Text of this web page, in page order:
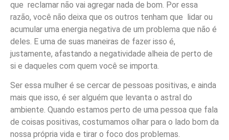
que reclamar não vai agregar nada de bom. Por essa
razão, você não deixa que os outros tenham que lidar ou
acumular uma energia negativa de um problema que não é
deles. E uma de suas maneiras de fazer isso é,
justamente, afastando a negatividade alheia de perto de
si e daqueles com quem você se importa.
Ser essa mulher é se cercar de pessoas positivas, e ainda
mais que isso, é ser alguém que levanta o astral do
ambiente. Quando estamos perto de uma pessoa que fala
de coisas positivas, costumamos olhar para o lado bom da
nossa própria vida e tirar o foco dos problemas.